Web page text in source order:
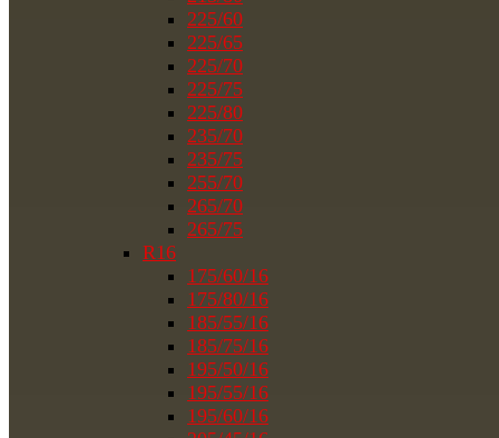
225/60
225/65
225/70
225/75
225/80
235/70
235/75
255/70
265/70
265/75
R16
175/60/16
175/80/16
185/55/16
185/75/16
195/50/16
195/55/16
195/60/16